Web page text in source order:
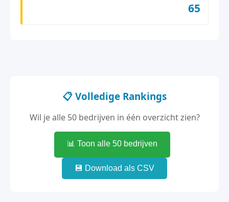
65
📋 Volledige Rankings
Wil je alle 50 bedrijven in één overzicht zien?
📊 Toon alle 50 bedrijven
💾 Download als CSV